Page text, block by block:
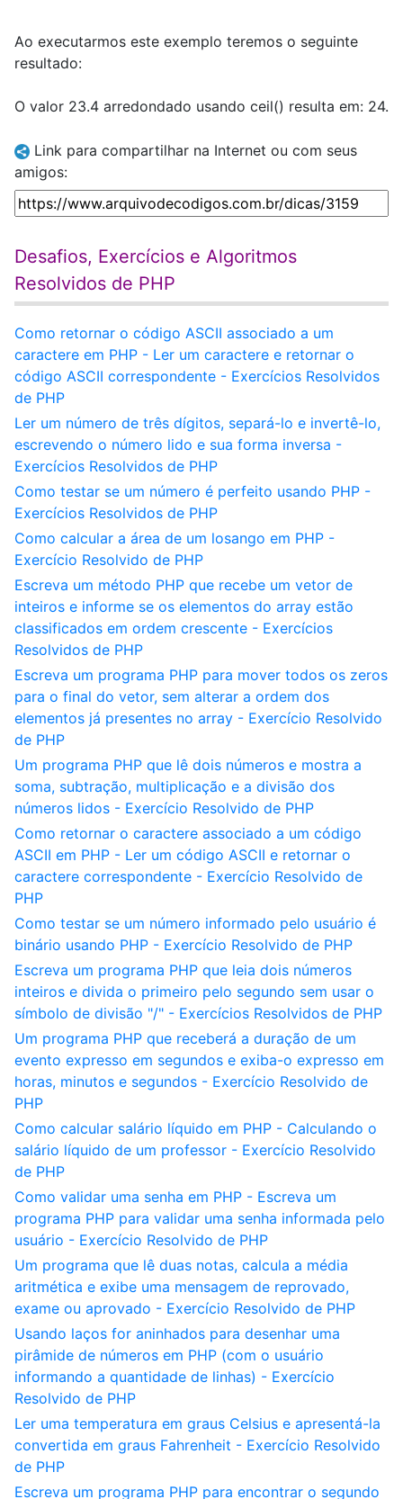
Ao executarmos este exemplo teremos o seguinte
resultado:
O valor 23.4 arredondado usando ceil() resulta em: 24.
Link para compartilhar na Internet ou com seus
amigos:
Desafios, Exercícios e Algoritmos
Resolvidos de PHP
Como retornar o código ASCII associado a um
caractere em PHP - Ler um caractere e retornar o
código ASCII correspondente - Exercícios Resolvidos
de PHP
Ler um número de três dígitos, separá-lo e invertê-lo,
escrevendo o número lido e sua forma inversa -
Exercícios Resolvidos de PHP
Como testar se um número é perfeito usando PHP -
Exercícios Resolvidos de PHP
Como calcular a área de um losango em PHP -
Exercício Resolvido de PHP
Escreva um método PHP que recebe um vetor de
inteiros e informe se os elementos do array estão
classificados em ordem crescente - Exercícios
Resolvidos de PHP
Escreva um programa PHP para mover todos os zeros
para o final do vetor, sem alterar a ordem dos
elementos já presentes no array - Exercício Resolvido
de PHP
Um programa PHP que lê dois números e mostra a
soma, subtração, multiplicação e a divisão dos
números lidos - Exercício Resolvido de PHP
Como retornar o caractere associado a um código
ASCII em PHP - Ler um código ASCII e retornar o
caractere correspondente - Exercício Resolvido de
PHP
Como testar se um número informado pelo usuário é
binário usando PHP - Exercício Resolvido de PHP
Escreva um programa PHP que leia dois números
inteiros e divida o primeiro pelo segundo sem usar o
símbolo de divisão "/" - Exercícios Resolvidos de PHP
Um programa PHP que receberá a duração de um
evento expresso em segundos e exiba-o expresso em
horas, minutos e segundos - Exercício Resolvido de
PHP
Como calcular salário líquido em PHP - Calculando o
salário líquido de um professor - Exercício Resolvido
de PHP
Como validar uma senha em PHP - Escreva um
programa PHP para validar uma senha informada pelo
usuário - Exercício Resolvido de PHP
Um programa que lê duas notas, calcula a média
aritmética e exibe uma mensagem de reprovado,
exame ou aprovado - Exercício Resolvido de PHP
Usando laços for aninhados para desenhar uma
pirâmide de números em PHP (com o usuário
informando a quantidade de linhas) - Exercício
Resolvido de PHP
Ler uma temperatura em graus Celsius e apresentá-la
convertida em graus Fahrenheit - Exercício Resolvido
de PHP
Escreva um programa PHP para encontrar o segundo